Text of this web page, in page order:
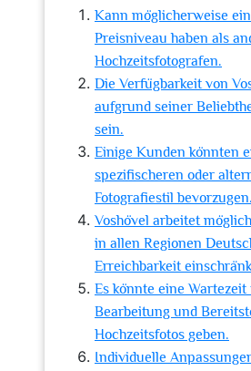
Kann möglicherweise
Preisniveau haben als
Hochzeitsfotografen.
Die Verfügbarkeit von
aufgrund seiner
sein.
Einige Kunden könnten
spezifischeren oder
Fotografiestil bevorzugen.
Voshövel arbeitet
in allen Regionen
Erreichbarkeit
Es könnte eine
Bearbeitung und
Hochzeitsfotos geben.
Individuelle